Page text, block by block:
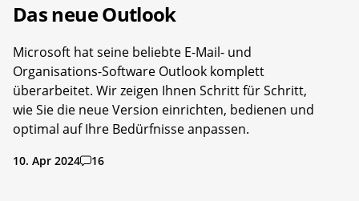
Das neue Outlook
Microsoft hat seine beliebte E-Mail- und
Organisations-Software Outlook komplett
überarbeitet. Wir zeigen Ihnen Schritt für Schritt,
wie Sie die neue Version einrichten, bedienen und
optimal auf Ihre Bedürfnisse anpassen.
10. Apr 2024 16